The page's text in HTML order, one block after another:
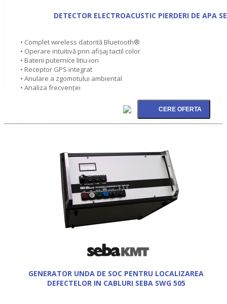
DETECTOR ELECTROACUSTIC PIERDERI DE APA
• Complet wireless datorită Bluetooth®
• Operare intuitivă prin afișaj tactil color
• Baterii puternice litiu-ion
• Receptor GPS integrat
• Anulare a zgomotului ambiental
• Analiza frecvenţei
GENERATOR UNDA DE SOC PENTRU LOCALIZAREA
DEFECTELOR IN CABLURI SEBA SWG 505